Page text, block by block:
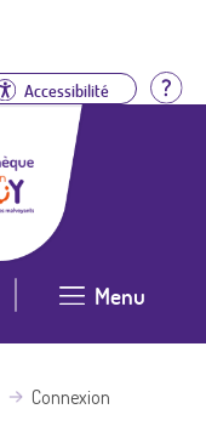
Accessibilité
Menu
Connexion